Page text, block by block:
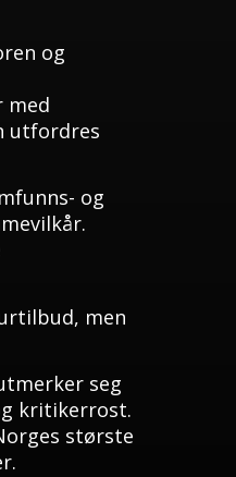
og
med
utfordres
og
men
seg
kritikerrost.
største